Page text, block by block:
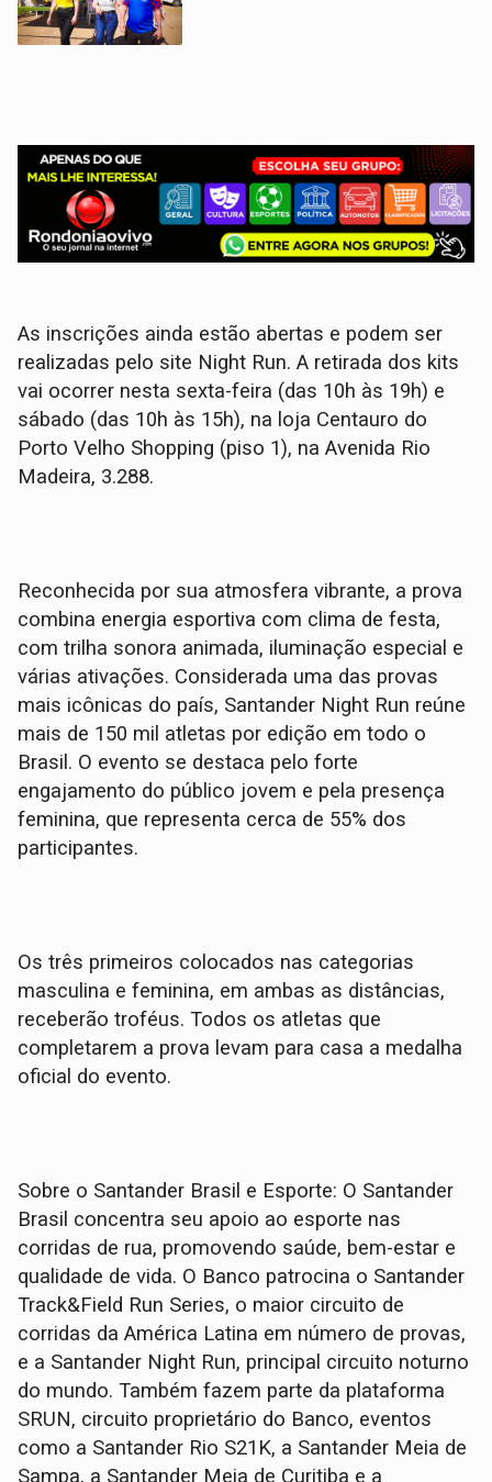
As inscrições ainda estão abertas e podem ser
realizadas pelo site Night Run. A retirada dos kits
vai ocorrer nesta sexta-feira (das 10h às 19h) e
sábado (das 10h às 15h), na loja Centauro do
Porto Velho Shopping (piso 1), na Avenida Rio
Madeira, 3.288.
Reconhecida por sua atmosfera vibrante, a prova
combina energia esportiva com clima de festa,
com trilha sonora animada, iluminação especial e
várias ativações. Considerada uma das provas
mais icônicas do país, Santander Night Run reúne
mais de 150 mil atletas por edição em todo o
Brasil. O evento se destaca pelo forte
engajamento do público jovem e pela presença
feminina, que representa cerca de 55% dos
participantes.
Os três primeiros colocados nas categorias
masculina e feminina, em ambas as distâncias,
receberão troféus. Todos os atletas que
completarem a prova levam para casa a medalha
oficial do evento.
Sobre o Santander Brasil e Esporte: O Santander
Brasil concentra seu apoio ao esporte nas
corridas de rua, promovendo saúde, bem-estar e
qualidade de vida. O Banco patrocina o Santander
Track&Field Run Series, o maior circuito de
corridas da América Latina em número de provas,
e a Santander Night Run, principal circuito noturno
do mundo. Também fazem parte da plataforma
SRUN, circuito proprietário do Banco, eventos
como a Santander Rio S21K, a Santander Meia de
Sampa, a Santander Meia de Curitiba e a